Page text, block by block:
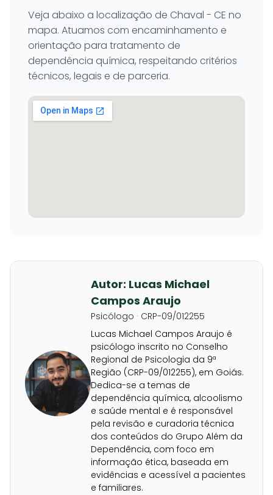
Veja abaixo a localização de Chaval - CE no
mapa. Atuamos com encaminhamento e
orientação para tratamento de
dependência química, respeitando critérios
técnicos, legais e de parceria.
Autor: Lucas Michael
Campos Araujo
Psicólogo · CRP-09/012255
Lucas Michael Campos Araujo é
psicólogo inscrito no Conselho
Regional de Psicologia da 9ª
Região (CRP-09/012255), em Goiás.
Dedica-se a temas de
dependência química, alcoolismo
e saúde mental e é responsável
pela revisão e curadoria técnica
dos conteúdos do Grupo Além da
Dependência, com foco em
informação ética, baseada em
evidências e acessível a pacientes
e familiares.